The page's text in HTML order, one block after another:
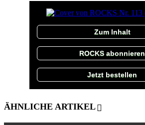
Zum Inhalt
ROCKS abonnieren
Jetzt bestellen
ÄHNLICHE ARTIKEL